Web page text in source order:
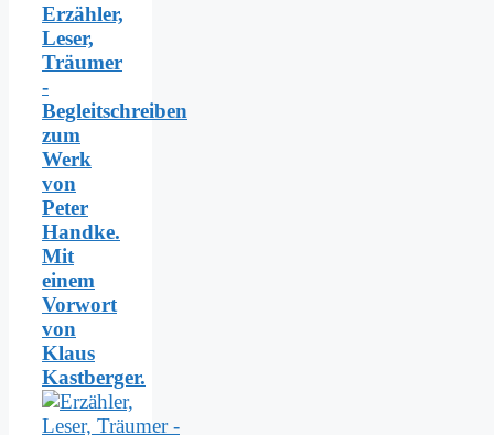
Erzähler,
Leser,
Träumer
-
Begleitschreiben
zum
Werk
von
Peter
Handke.
Mit
einem
Vorwort
von
Klaus
Kastberger.